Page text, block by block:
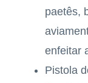
paetês,
enfeitar
Pistola